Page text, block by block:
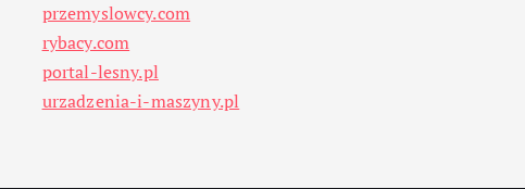
przemyslowcy.com
rybacy.com
portal-lesny.pl
urzadzenia-i-maszyny.pl